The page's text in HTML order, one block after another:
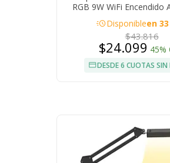
RGB 9W WiFi Encendido
Programable
acuteDisponibleen
$43.816
$24.099 45%
DESDE 6 CUOTAS SIN